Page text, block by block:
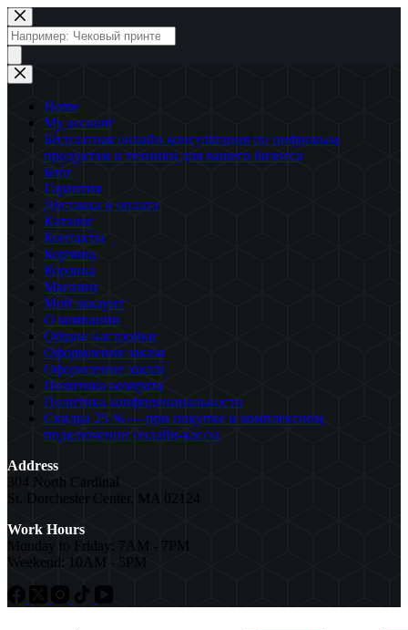
Перейти
к
сути
Поиск
товаров
Home
My account
Бесплатная онлайн консультация по цифровым
продуктам и техники для вашего бизнеса
Блог
Гарантия
Доставка и оплата
Каталог
Контакты
Корзина
Корзина
Магазин
Мой аккаунт
О компании
Общие настройки
Оформление заказа
Оформление заказа
Политика возврата
Политика конфиденциальности
Скидка 25 % — при покупке и комплексном
подключении онлайн-кассы
Address
304 North Cardinal
St. Dorchester Center, MA 02124
Work Hours
Monday to Friday: 7AM - 7PM
Weekend: 10AM - 5PM